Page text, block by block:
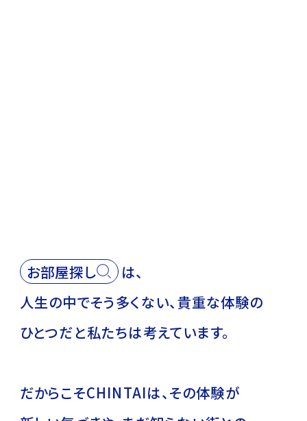
お部屋探し
は、
人生の中でそう多くない、 貴重な体験の
ひとつだと私たちは考えています。
だからこそCHINTAIは、その体験が